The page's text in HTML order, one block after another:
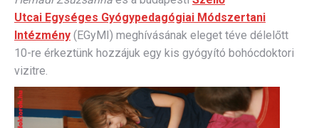
Utcai Egységes Gyógypedagógiai Módszertani
Intézmény (EGyMI) meghívásának eleget téve délelőtt
10-re érkeztünk hozzájuk egy kis gyógyító bohócdoktori
vizitre.